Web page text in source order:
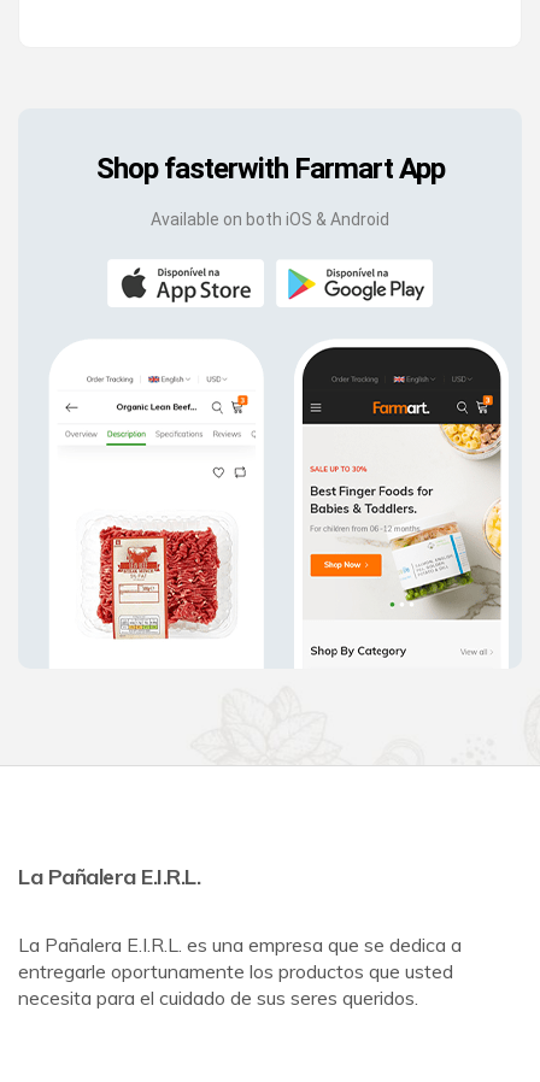
Shop fasterwith Farmart App
Available on both iOS & Android
La Pañalera E.I.R.L.
La Pañalera E.I.R.L. es una empresa que se dedica a
entregarle oportunamente los productos que usted
necesita para el cuidado de sus seres queridos.